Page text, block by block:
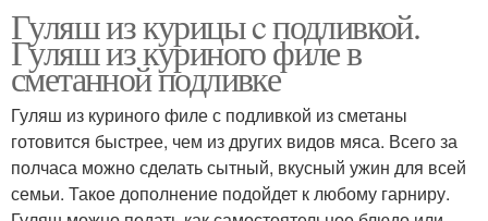
Гуляш из курицы c подливкой.
Гуляш из куриного филе в
сметанной подливке
Гуляш из куриного филе с подливкой из сметаны
готовится быстрее, чем из других видов мяса. Всего за
полчаса можно сделать сытный, вкусный ужин для всей
семьи. Такое дополнение подойдет к любому гарниру.